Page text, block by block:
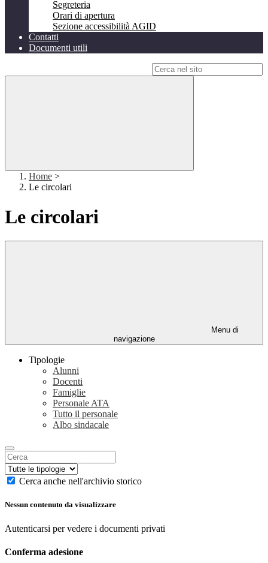
Segreteria
Orari di apertura
Sezione accessibilità AGID
Contatti
Documenti utili
Home >
Le circolari
Le circolari
Menu di
navigazione
Tipologie
Alunni
Docenti
Famiglie
Personale ATA
Tutto il personale
Albo sindacale
Cerca anche nell'archivio storico
Nessun contenuto da visualizzare
Autenticarsi per vedere i documenti privati
Conferma adesione